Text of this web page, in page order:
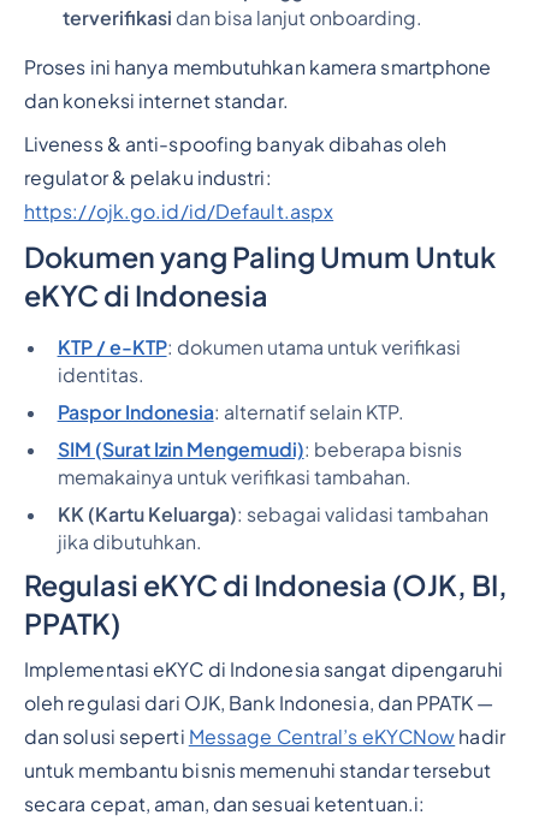
terverifikasi dan bisa lanjut onboarding.
Proses ini hanya membutuhkan kamera smartphone
dan koneksi internet standar.
Liveness & anti-spoofing banyak dibahas oleh
regulator & pelaku industri:
https://ojk.go.id/id/Default.aspx
Dokumen yang Paling Umum Untuk
eKYC di Indonesia
KTP / e-KTP: dokumen utama untuk verifikasi
identitas.
Paspor Indonesia: alternatif selain KTP.
SIM (Surat Izin Mengemudi): beberapa bisnis
memakainya untuk verifikasi tambahan.
KK (Kartu Keluarga): sebagai validasi tambahan
jika dibutuhkan.
Regulasi eKYC di Indonesia (OJK, BI,
PPATK)
Implementasi eKYC di Indonesia sangat dipengaruhi
oleh regulasi dari OJK, Bank Indonesia, dan PPATK —
dan solusi seperti Message Central’s eKYCNow hadir
untuk membantu bisnis memenuhi standar tersebut
secara cepat, aman, dan sesuai ketentuan.i: